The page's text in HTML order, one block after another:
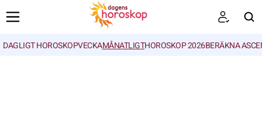
DAGLIGT HOROSKOPVECKAMÅNATLIGTHOROSKOP 2026BERÄKNA